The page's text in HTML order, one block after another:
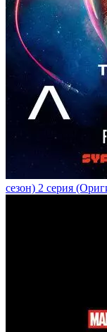
сезон) 2 серия